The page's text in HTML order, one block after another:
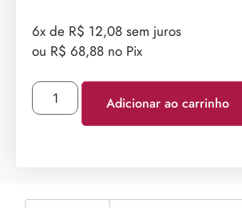
6x de R$ 12,08 sem juros
ou R$ 68,88 no Pix
Adicionar ao carrinho